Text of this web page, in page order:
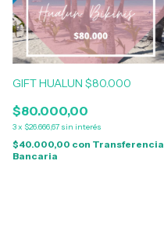
GIFT HUALUN $80.000
$80.000,00
3x $26.666,67 sin interés
$40.000,00 con Transferencia
Bancaria